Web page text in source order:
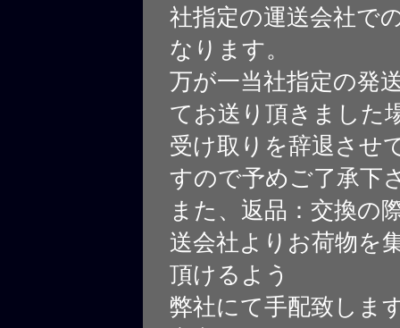
社指定の運送会社で
なります。
万が一当社指定の発
てお送り頂きました
受け取りを辞退させ
すので予めご了承下
また、返品：交換の
送会社よりお荷物を
頂けるよう
弊社にて手配致しま